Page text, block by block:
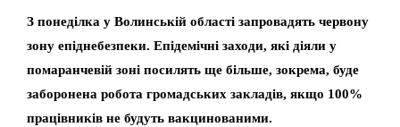
З понеділка у Волинській області запровадять червону
зону епіднебезпеки. Епідемічні заходи, які діяли у
помаранчевій зоні посилять ще більше, зокрема, буде
заборонена робота громадських закладів, якщо 100%
працівників не будуть вакцинованими.